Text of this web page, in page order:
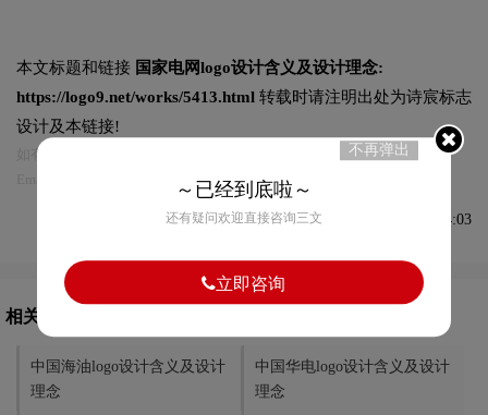
本文标题和链接 国家电网logo设计含义及设计理念:
https://logo9.net/works/5413.html 转载时请注明出处为诗宸标志
设计及本链接!
如有内容侵犯您的合法权益，请及时与我们联系
Email:75696531@qq.com，我们将第一时间安排删除。
发布于2021-08-26 08:54:03
相关文章推荐
中国海油logo设计含义及设计
理念
中国华电logo设计含义及设计
理念
不再弹出
～已经到底啦～
还有疑问欢迎直接咨询三文
立即咨询